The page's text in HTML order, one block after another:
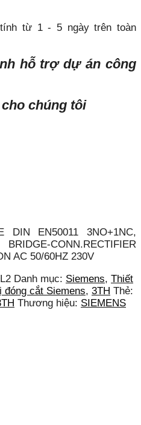
từ 1 - 5 ngày trên toàn
hỗ trợ dự án công
chúng tôi
DIN EN50011 3NO+1NC,
CONN.RECTIFIER
AC 50/60HZ 230V
Danh mục: Siemens, Thiết
đóng cắt Siemens, 3TH Thẻ:
Thương hiệu: SIEMENS